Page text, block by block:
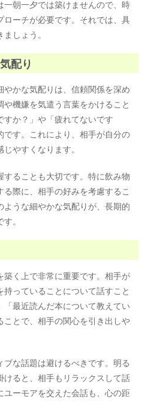
一朝一夕では築けませんので、時
ーチが必要です。それでは、具
しょう。
配り
やかな気配りは、信頼関係を深め
機嫌を気遣う言葉をかけること
か？」や「疲れてないです
す。これにより、相手が自分の
やすくなります。
することも大切です。特に飲み物
際に、相手の好みを考慮するこ
ような細やかな気配りが、長期的
。
く上で非常に重要です。相手が
っていることについて話すこと
最近読んだ本について教えてい
とで、相手の関心を引き出しや
ブな話題は避けるべきです。明る
ると、相手もリラックスして話
ーモアを交えた会話も、心の距